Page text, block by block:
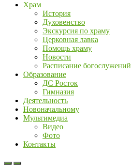
Храм
История
Духовенство
Экскурсия по храму
Церковная лавка
Помощь храму
Новости
Расписание богослужений
Образование
ДС Росток
Гимназия
Деятельность
Новоначальному
Мультимедиа
Видео
Фото
Контакты